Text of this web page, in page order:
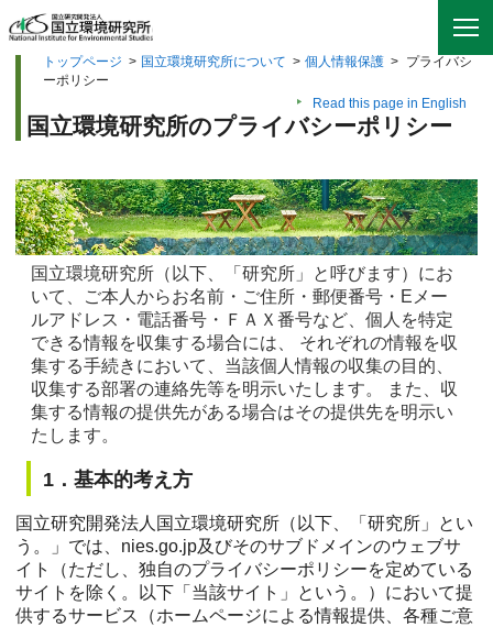
トップページ > 国立環境研究所について > 個人情報保護 > プライバシ
ーポリシー
Read this page in English
国立環境研究所のプライバシーポリシー
国立環境研究所（以下、「研究所」と呼びます）にお
いて、ご本人からお名前・ご住所・郵便番号・Eメー
ルアドレス・電話番号・ＦＡＸ番号など、個人を特定
できる情報を収集する場合には、 それぞれの情報を収
集する手続きにおいて、当該個人情報の収集の目的、
収集する部署の連絡先等を明示いたします。 また、収
集する情報の提供先がある場合はその提供先を明示い
たします。
1．基本的考え方
国立研究開発法人国立環境研究所（以下、「研究所」とい
う。」では、nies.go.jp及びそのサブドメインのウェブサ
イト（ただし、独自のプライバシーポリシーを定めている
サイトを除く。以下「当該サイト」という。）において提
供するサービス（ホームページによる情報提供、各種ご意